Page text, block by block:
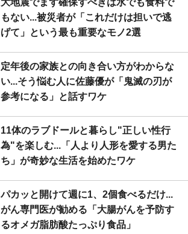
もない...被災者が「これだけは担いで逃
げて」という最も重要なモノ2選
定年後の家族との向き合い方がわからな
い...そう悩む人に佐藤優が「鬼滅の刃が
参考になる」と話すワケ
11体のラブドールと暮らし"正しい性行
為"を楽しむ...「人より人形を愛する男た
ち」が奇妙な生活を始めたワケ
パカッと開けて週に1、2個食べるだけ...
がん専門医が勧める「大腸がんを予防す
るオメガ脂肪酸たっぷり食品」